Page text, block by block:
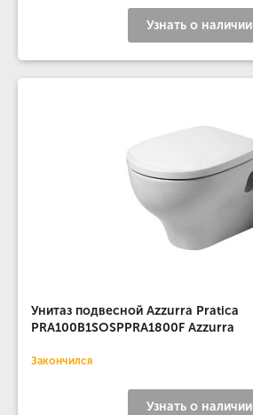
Узнать о наличии
Унитаз подвесной Azzurra Pratica
PRA100B1SOSPPRA1800F Azzurra
Закончился
Узнать о наличии